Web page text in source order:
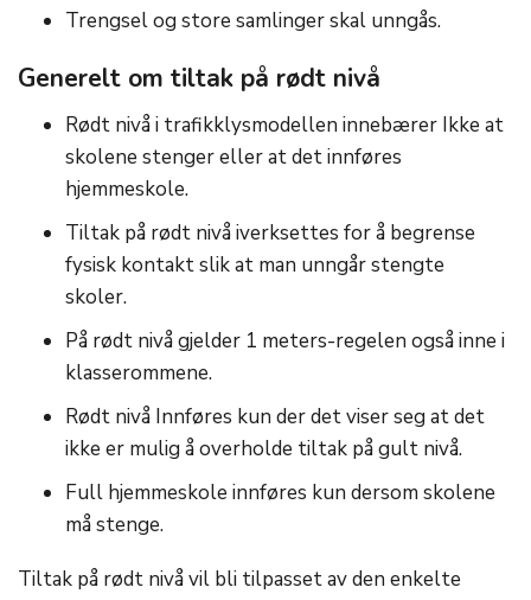
Trengsel og store samlinger skal unngås.
Generelt om tiltak på rødt nivå
Rødt nivå i trafikklysmodellen innebærer Ikke at
skolene stenger eller at det innføres
hjemmeskole.
Tiltak på rødt nivå iverksettes for å begrense
fysisk kontakt slik at man unngår stengte
skoler.
På rødt nivå gjelder 1 meters-regelen også inne i
klasserommene.
Rødt nivå Innføres kun der det viser seg at det
ikke er mulig å overholde tiltak på gult nivå.
Full hjemmeskole innføres kun dersom skolene
må stenge.
Tiltak på rødt nivå vil bli tilpasset av den enkelte